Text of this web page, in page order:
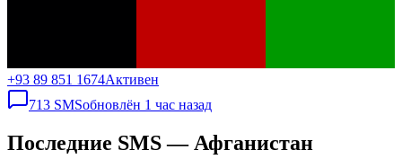
+93 89 851 1674Активен
713 SMSобновлён 1 час назад
Последние SMS — Афганистан